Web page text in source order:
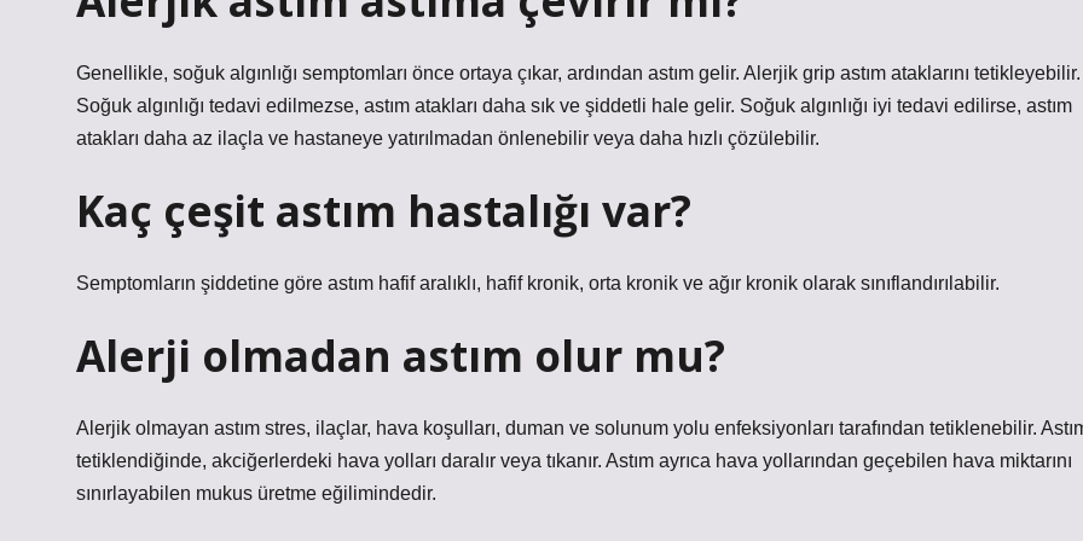
Genellikle, soğuk algınlığı semptomları önce ortaya çıkar, ardından astım gelir. Alerjik grip astım ataklarını tetikleyebilir.
Soğuk algınlığı tedavi edilmezse, astım atakları daha sık ve şiddetli hale gelir. Soğuk algınlığı iyi tedavi edilirse, astım
atakları daha az ilaçla ve hastaneye yatırılmadan önlenebilir veya daha hızlı çözülebilir.
Kaç çeşit astım hastalığı var?
Semptomların şiddetine göre astım hafif aralıklı, hafif kronik, orta kronik ve ağır kronik olarak sınıflandırılabilir.
Alerji olmadan astım olur mu?
Alerjik olmayan astım stres, ilaçlar, hava koşulları, duman ve solunum yolu enfeksiyonları tarafından tetiklenebilir.
tetiklendiğinde, akciğerlerdeki hava yolları daralır veya tıkanır. Astım ayrıca hava yollarından geçebilen hava miktarını
sınırlayabilen mukus üretme eğilimindedir.